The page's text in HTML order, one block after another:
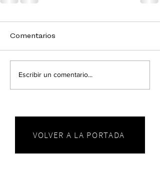
Comentarios
Escribir un comentario...
VOLVER A LA PORTADA